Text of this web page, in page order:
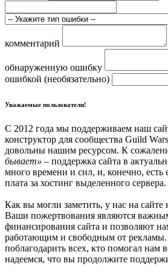
комментарий
обнаруженную ошибку
ошибкой (необязательно)
Уважаемые пользователи!
С 2012 года мы поддерживаем наш
конструктор для сообщества Guild
довольны нашим ресурсом. К
бывает» – поддержка сайта в
много времени и сил, и, конечно, есть
плата за хостинг выделенного сервера.
Как вы могли заметить, у нас на
Ваши пожертвования являются
финансирования сайта и позволяют
работающим и свободным от
поблагодарить всех, кто помогал нам
надеемся, что вы продолжите